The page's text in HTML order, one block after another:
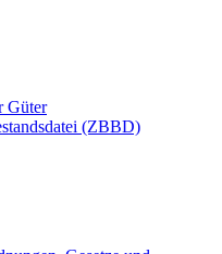
Güter
(ZBBD)